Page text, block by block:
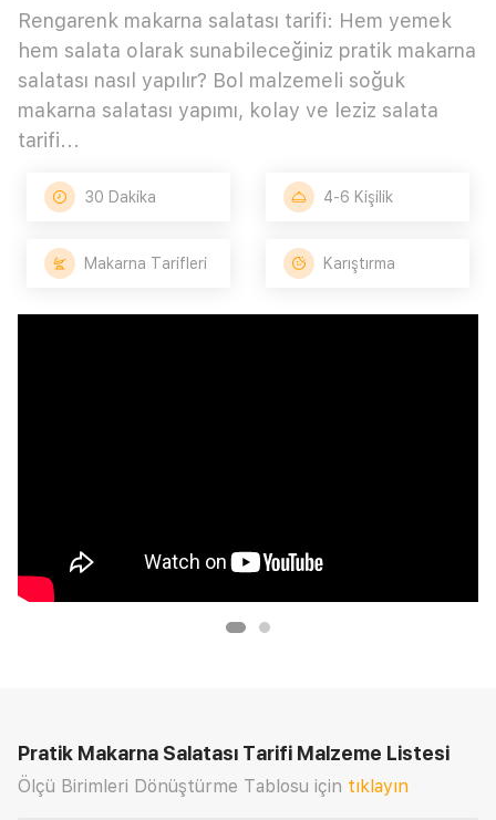
Rengarenk makarna salatası tarifi: Hem yemek
hem salata olarak sunabileceğiniz pratik makarna
salatası nasıl yapılır? Bol malzemeli soğuk
makarna salatası yapımı, kolay ve leziz salata
tarifi...
30 Dakika 4-6 Kişilik
Makarna Tarifleri Karıştırma
Pratik Makarna Salatası Tarifi Malzeme Listesi
Ölçü Birimleri Dönüştürme Tablosu için tıklayın